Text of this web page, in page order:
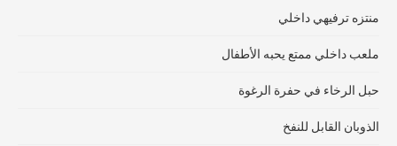
منتزه ترفيهي داخلي
ملعب داخلي ممتع يحبه الأطفال
حبل الرخاء في حفرة الرغوة
الذوبان القابل للنفخ